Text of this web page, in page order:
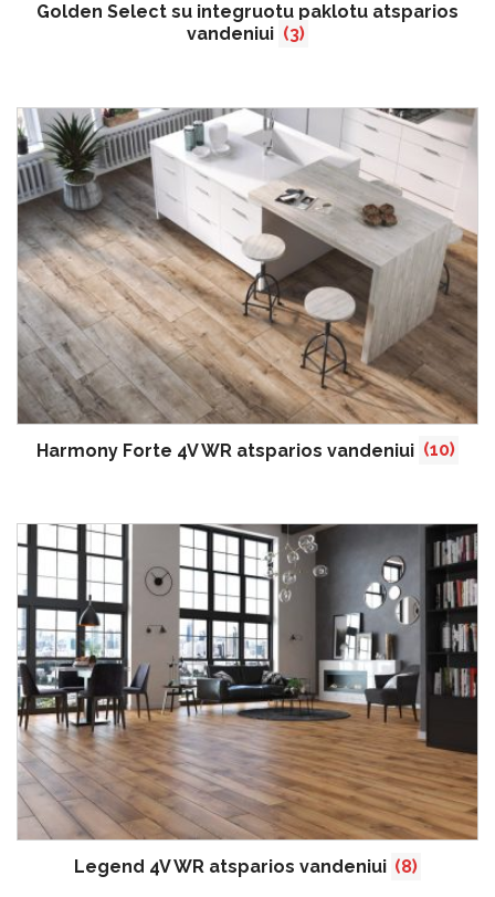
Golden Select su integruotu paklotu atsparios
vandeniui (3)
Harmony Forte 4V WR atsparios vandeniui (10)
Legend 4V WR atsparios vandeniui (8)